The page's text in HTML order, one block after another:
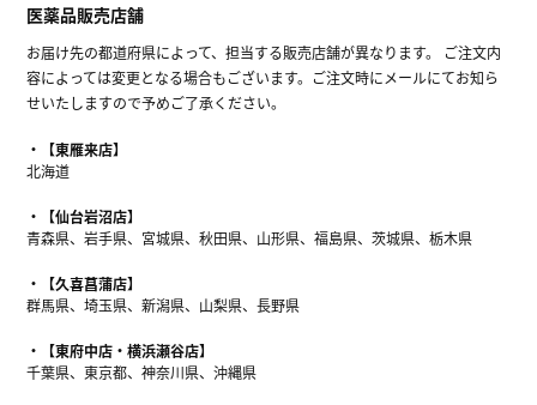
医薬品販売店舗
お届け先の都道府県によって、担当する販売店舗が異なります。 ご注文内
容によっては変更となる場合もございます。ご注文時にメールにてお知ら
せいたしますので予めご了承ください。
【東雁来店】
北海道
【仙台岩沼店】
青森県、岩手県、宮城県、秋田県、山形県、福島県、茨城県、栃木県
【久喜菖蒲店】
群馬県、埼玉県、新潟県、山梨県、長野県
【東府中店・横浜瀬谷店】
千葉県、東京都、神奈川県、沖縄県